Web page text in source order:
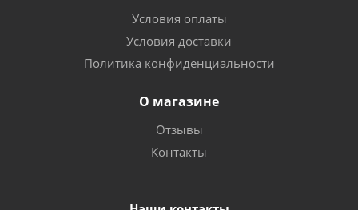
Условия оплаты
Условия доставки
Политика конфиденциальности
О магазине
Отзывы
Контакты